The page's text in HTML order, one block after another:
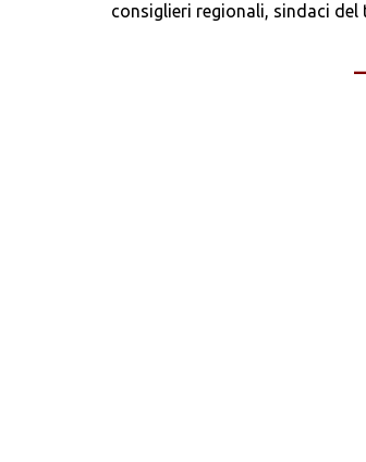
consiglieri regionali, sindaci